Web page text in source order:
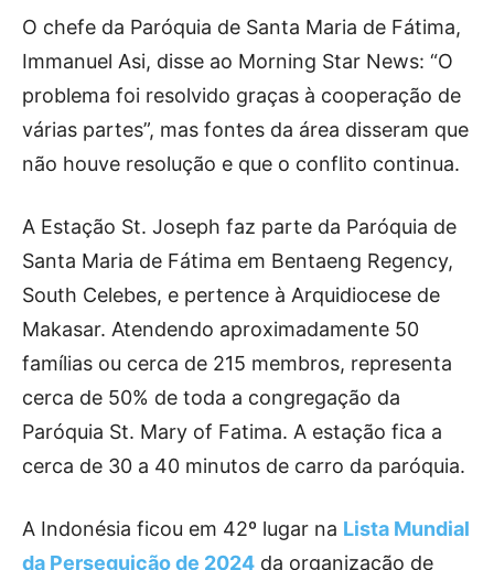
O chefe da Paróquia de Santa Maria de Fátima,
Immanuel Asi, disse ao Morning Star News: “O
problema foi resolvido graças à cooperação de
várias partes”, mas fontes da área disseram que
não houve resolução e que o conflito continua.
A Estação St. Joseph faz parte da Paróquia de
Santa Maria de Fátima em Bentaeng Regency,
South Celebes, e pertence à Arquidiocese de
Makasar. Atendendo aproximadamente 50
famílias ou cerca de 215 membros, representa
cerca de 50% de toda a congregação da
Paróquia St. Mary of Fatima. A estação fica a
cerca de 30 a 40 minutos de carro da paróquia.
A Indonésia ficou em 42º lugar na Lista Mundial
da Perseguição de 2024 da organização de